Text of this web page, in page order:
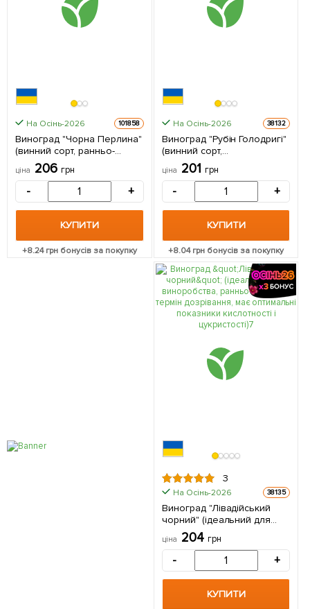
На Осінь-2026 101858
Виноград "Чорна Перлина"
(винний сорт, ранньо-
середній термін
дозрівання, морозостійкий)
1 саджанець в упаковці
ціна 206 грн
- +
КУПИТИ
+8.24грн бонусів за покупку
На Осінь-2026 38132
Виноград "Рубін Голодригі"
(винний сорт,
середньопізній термін
дозрівання) 1 саджанець в
ціна 201 грн
- +
КУПИТИ
+8.04грн бонусів за покупку
3
На Осінь-2026 38135
Виноград "Лівадійський
чорний" (ідеальний для
виноробства, ранньо-
середній термін
дозрівання, має оптимальні
показники кислотності і
цукристості) 1 саджанець в
ціна 204 грн
- +
КУПИТИ